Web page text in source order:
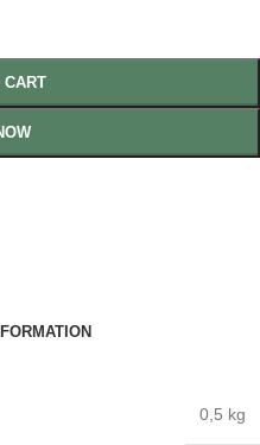
CART
0,5 kg